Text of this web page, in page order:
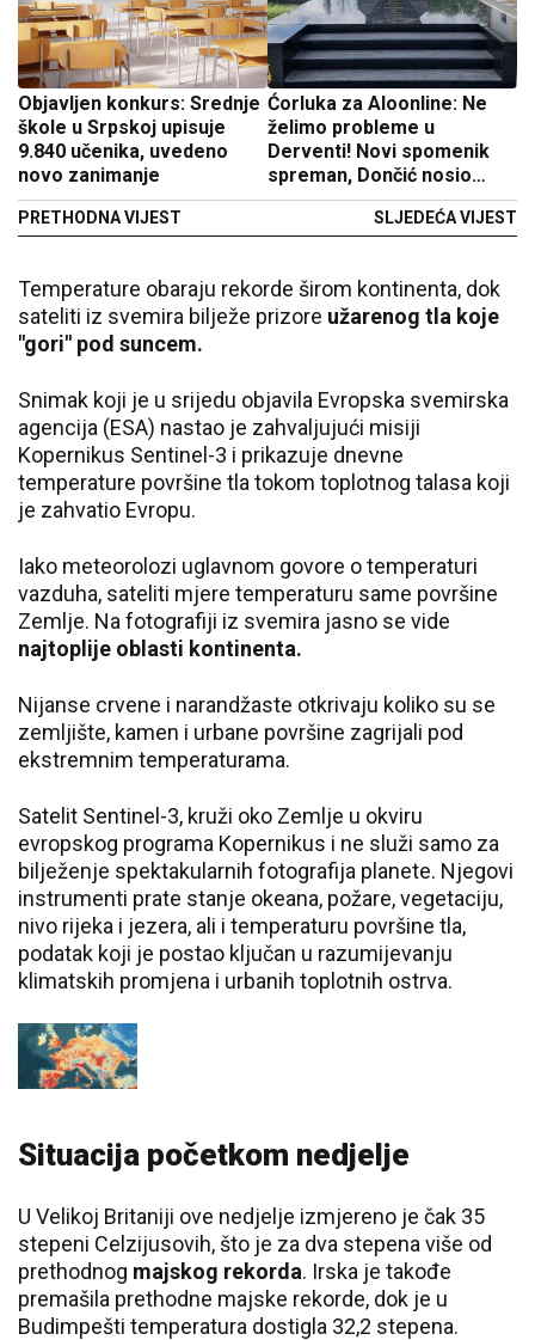
Objavljen konkurs: Srednje
škole u Srpskoj upisuje
9.840 učenika, uvedeno
novo zanimanje
PRETHODNA VIJEST
Ćorluka za Aloonline: Ne
želimo probleme u
Derventi! Novi spomenik
spreman, Dončić nosio
pušku
SLJEDEĆA VIJEST
Temperature obaraju rekorde širom kontinenta, dok
sateliti iz svemira bilježe prizore užarenog tla koje
"gori" pod suncem.
Snimak koji je u srijedu objavila Evropska svemirska
agencija (ESA) nastao je zahvaljujući misiji
Kopernikus Sentinel-3 i prikazuje dnevne
temperature površine tla tokom toplotnog talasa koji
je zahvatio Evropu.
Iako meteorolozi uglavnom govore o temperaturi
vazduha, sateliti mjere temperaturu same površine
Zemlje. Na fotografiji iz svemira jasno se vide
najtoplije oblasti kontinenta.
Nijanse crvene i narandžaste otkrivaju koliko su se
zemljište, kamen i urbane površine zagrijali pod
ekstremnim temperaturama.
Satelit Sentinel-3, kruži oko Zemlje u okviru
evropskog programa Kopernikus i ne služi samo za
bilježenje spektakularnih fotografija planete. Njegovi
instrumenti prate stanje okeana, požare, vegetaciju,
nivo rijeka i jezera, ali i temperaturu površine tla,
podatak koji je postao ključan u razumijevanju
klimatskih promjena i urbanih toplotnih ostrva.
Situacija početkom nedjelje
U Velikoj Britaniji ove nedjelje izmjereno je čak 35
stepeni Celzijusovih, što je za dva stepena više od
prethodnog majskog rekorda. Irska je takođe
premašila prethodne majske rekorde, dok je u
Budimpešti temperatura dostigla 32,2 stepena.